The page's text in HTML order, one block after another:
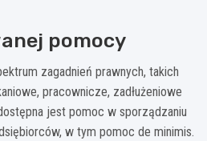
pomocy
zagadnień prawnych, takich
pracownicze, zadłużeniowe
jest pomoc w sporządzaniu
w tym pomoc de minimis.